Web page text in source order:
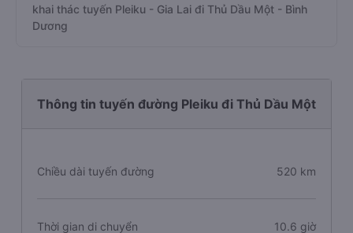
khai thác tuyến Pleiku - Gia Lai đi Thủ Dầu Một - Bình
Dương
Thông tin tuyến đường Pleiku đi Thủ Dầu Một
Chiều dài tuyến đường 520 km
Thời gian di chuyển 10.6 giờ